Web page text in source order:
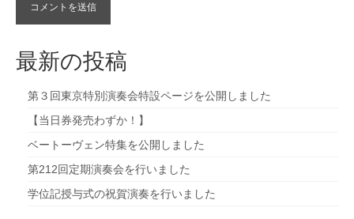
最新の投稿
第３回東京特別演奏会特設ページを公開しました
【当日券発売わずか！】
ベートーヴェン特集を公開しました
第212回定期演奏会を行いました
学位記授与式の祝賀演奏を行いました